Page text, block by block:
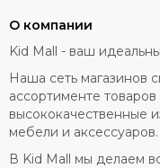
Водонепроницаемый
О компании
Kid Mall - ваш
Наша сеть магазинов
ассортименте
высококачественные
мебели и аксессуаров.
В Kid Mall мы делаем